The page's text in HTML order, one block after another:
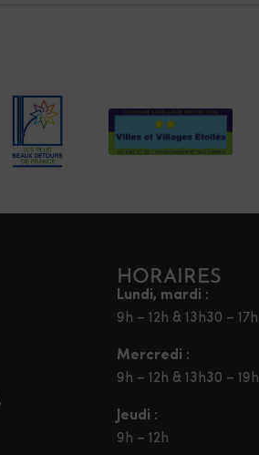
HORAIRES
Lundi, mardi :
9h – 12h & 13h30 – 17h
Mercredi :
9h – 12h & 13h30 – 19h
Jeudi :
9h – 12h